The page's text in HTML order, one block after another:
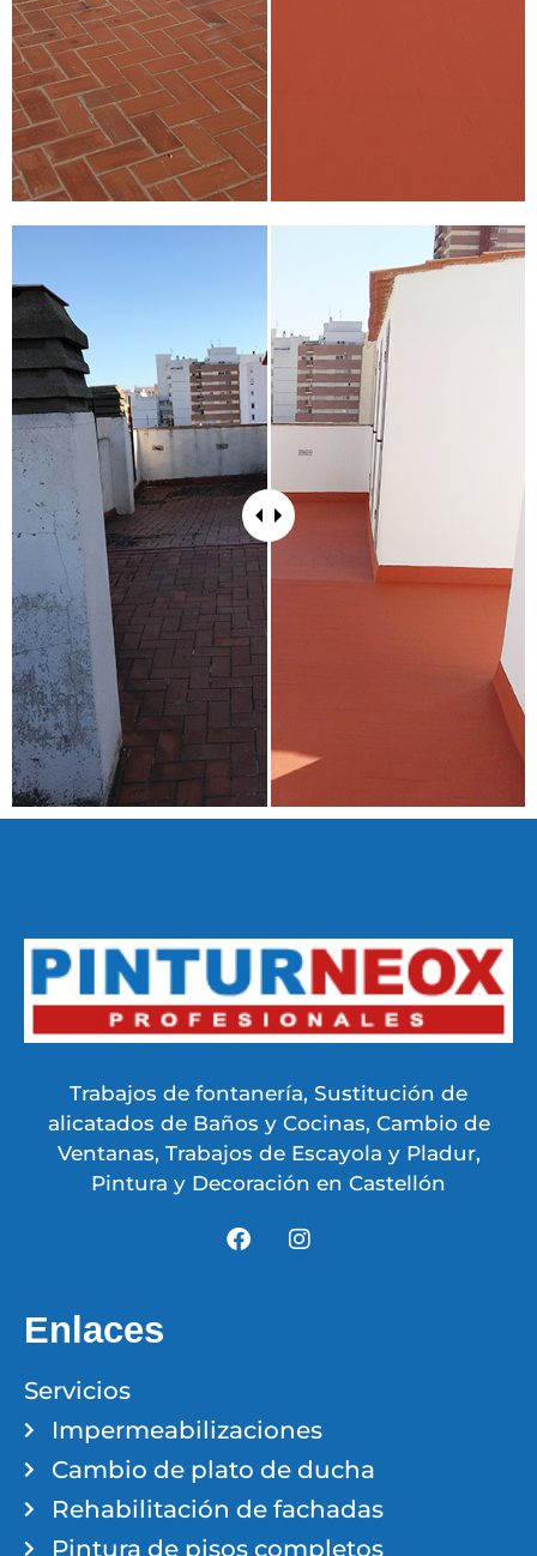
Trabajos de fontanería, Sustitución de
alicatados de Baños y Cocinas, Cambio de
Ventanas, Trabajos de Escayola y Pladur,
Pintura y Decoración en Castellón
Enlaces
Servicios
Impermeabilizaciones
Cambio de plato de ducha
Rehabilitación de fachadas
Pintura de pisos completos